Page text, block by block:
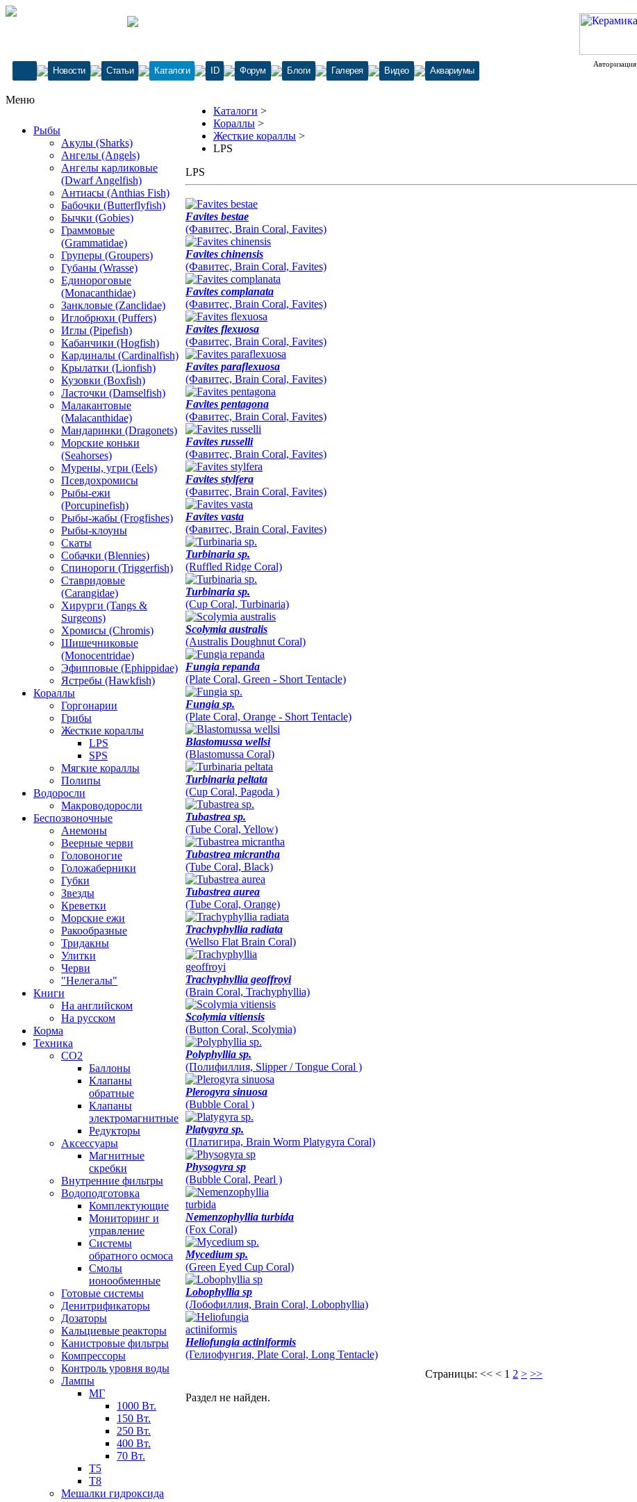
Новости Статьи Каталоги ID Форум Блоги Галерея Видео Аквариумы
Авторизация
Меню
Рыбы
Акулы (Sharks)
Ангелы (Angels)
Ангелы карликовые
(Dwarf Angelfish)
Антиасы (Anthias Fish)
Бабочки (Butterflyfish)
Бычки (Gobies)
Граммовые
(Grammatidae)
Груперы (Groupers)
Губаны (Wrasse)
Единороговые
(Monacanthidae)
Занкловые (Zanclidae)
Иглобрюхи (Puffers)
Иглы (Pipefish)
Кабанчики (Hogfish)
Кардиналы (Cardinalfish)
Крылатки (Lionfish)
Кузовки (Boxfish)
Ласточки (Damselfish)
Малакантовые
(Malacanthidae)
Мандаринки (Dragonets)
Морские коньки
(Seahorses)
Мурены, угри (Eels)
Псевдохромисы
Рыбы-ежи
(Porcupinefish)
Рыбы-жабы (Frogfishes)
Рыбы-клоуны
Скаты
Собачки (Blennies)
Спинороги (Triggerfish)
Ставридовые
(Carangidae)
Хирурги (Tangs &
Surgeons)
Хромисы (Chromis)
Шишечниковые
(Monocentridae)
Эфипповые (Ephippidae)
Ястребы (Hawkfish)
Кораллы
Горгонарии
Грибы
Жесткие кораллы
LPS
SPS
Мягкие кораллы
Полипы
Водоросли
Макроводоросли
Беспозвоночные
Анемоны
Веерные черви
Головоногие
Голожаберники
Губки
Звезды
Креветки
Морские ежи
Ракообразные
Тридакны
Улитки
Черви
"Нелегалы"
Книги
На английском
На русском
Корма
Техника
CO2
Баллоны
Клапаны
обратные
Клапаны
электромагнитные
Редукторы
Аксессуары
Магнитные
скребки
Внутренние фильтры
Водоподготовка
Комплектующие
Мониторинг и
управление
Системы
обратного осмоса
Смолы
ионообменные
Готовые системы
Денитрификаторы
Дозаторы
Кальциевые реакторы
Канистровые фильтры
Компрессоры
Контроль уровня воды
Лампы
МГ
1000 Вт.
150 Вт.
250 Вт.
400 Вт.
70 Вт.
Т5
Т8
Мешалки гидроксида
Каталоги >
Кораллы >
Жесткие кораллы >
LPS
LPS
Favites bestae
(Фавитес, Brain Coral, Favites)
Favites chinensis
(Фавитес, Brain Coral, Favites)
Favites complanata
(Фавитес, Brain Coral, Favites)
Favites flexuosa
(Фавитес, Brain Coral, Favites)
Favites paraflexuosa
(Фавитес, Brain Coral, Favites)
Favites pentagona
(Фавитес, Brain Coral, Favites)
Favites russelli
(Фавитес, Brain Coral, Favites)
Favites stylfera
(Фавитес, Brain Coral, Favites)
Favites vasta
(Фавитес, Brain Coral, Favites)
Turbinaria sp.
(Ruffled Ridge Coral)
Turbinaria sp.
(Cup Coral, Turbinaria)
Scolymia australis
(Australis Doughnut Coral)
Fungia repanda
(Plate Coral, Green - Short Tentacle)
Fungia sp.
(Plate Coral, Orange - Short Tentacle)
Blastomussa wellsi
(Blastomussa Coral)
Turbinaria peltata
(Cup Coral, Pagoda )
Tubastrea sp.
(Tube Coral, Yellow)
Tubastrea micrantha
(Tube Coral, Black)
Tubastrea aurea
(Tube Coral, Orange)
Trachyphyllia radiata
(Wellso Flat Brain Coral)
Trachyphyllia geoffroyi
(Brain Coral, Trachyphyllia)
Scolymia vitiensis
(Button Coral, Scolymia)
Polyphyllia sp.
(Полифиллия, Slipper / Tongue Coral )
Plerogyra sinuosa
(Bubble Coral )
Platygyra sp.
(Платигира, Brain Worm Platygyra Coral)
Physogyra sp
(Bubble Coral, Pearl )
Nemenzophyllia turbida
(Fox Coral)
Mycedium sp.
(Green Eyed Cup Coral)
Lobophyllia sp
(Лобофиллия, Brain Coral, Lobophyllia)
Heliofungia actiniformis
(Гелиофунгия, Plate Coral, Long Tentacle)
Страницы: << < 1 2 > >>
Раздел не найден.